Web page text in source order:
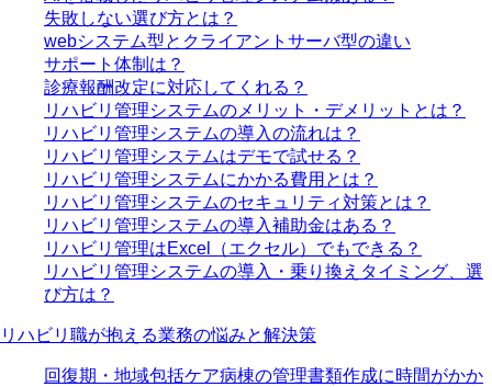
失敗しない選び方とは？
webシステム型とクライアントサーバ型の違い
サポート体制は？
診療報酬改定に対応してくれる？
リハビリ管理システムのメリット・デメリットとは？
リハビリ管理システムの導入の流れは？
リハビリ管理システムはデモで試せる？
リハビリ管理システムにかかる費用とは？
リハビリ管理システムのセキュリティ対策とは？
リハビリ管理システムの導入補助金はある？
リハビリ管理はExcel（エクセル）でもできる？
リハビリ管理システムの導入・乗り換えタイミング、選
び方は？
リハビリ職が抱える業務の悩みと解決策
回復期・地域包括ケア病棟の管理書類作成に時間がかか